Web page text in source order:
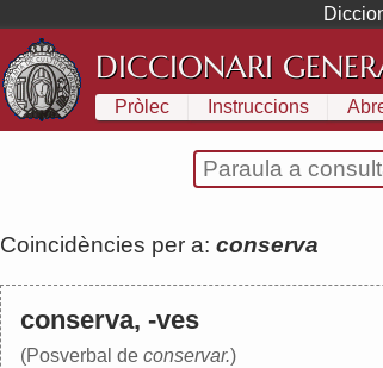
DICCIONARI
Pròlec Instruccions
Coincidències per a: conserva
conserva, -ves
(Posverbal de conservar.)